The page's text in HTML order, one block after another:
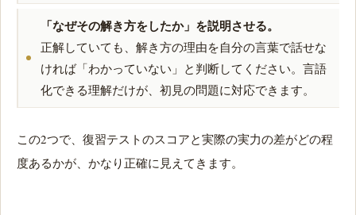
「なぜその解き方をしたか」を説明させる。
正解していても、解き方の理由を自分の言葉で話せな
ければ「わかっていない」と判断してください。言語
化できる理解だけが、初見の問題に対応できます。
この2つで、復習テストのスコアと実際の実力の差がどの程
度あるかが、かなり正確に見えてきます。